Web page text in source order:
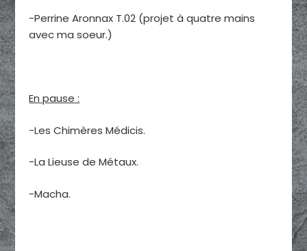
-Perrine Aronnax T.02 (projet à quatre mains
avec ma soeur.)
En pause :
-Les Chimères Médicis.
-La Lieuse de Métaux.
-Macha.